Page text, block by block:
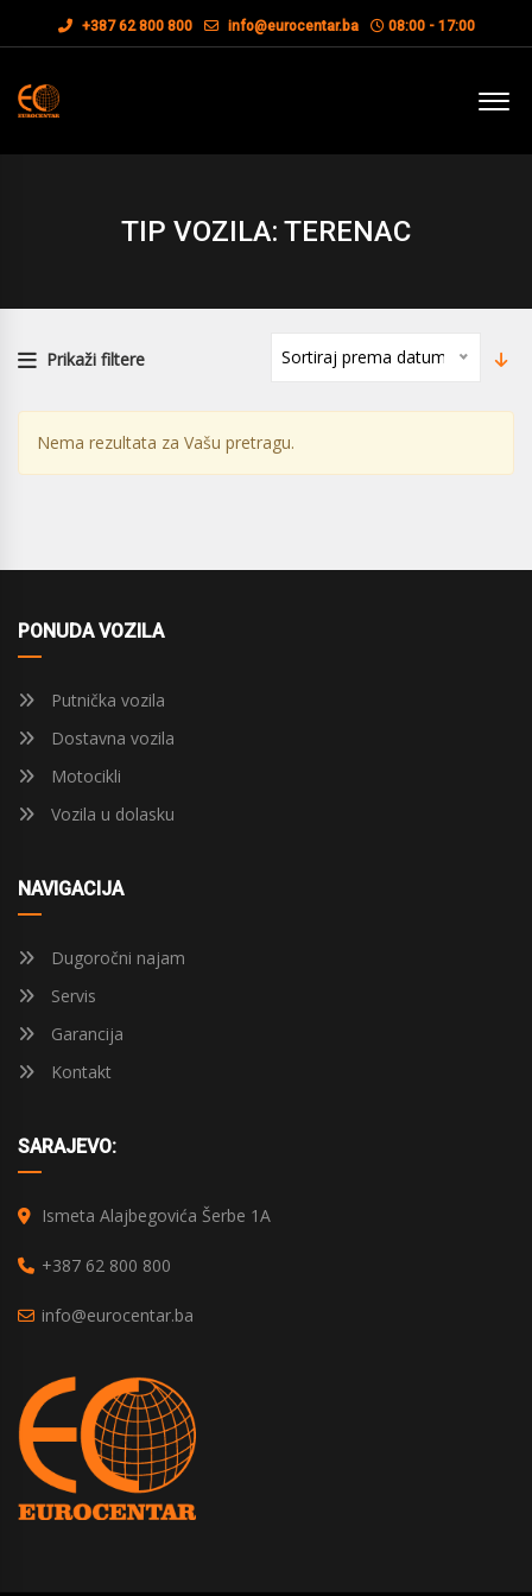
+387 62 800 800 info@eurocentar.ba 08:00 - 17:00
TIP VOZILA: TERENAC
Prikaži filtere Sortiraj prema datumu
Nema rezultata za Vašu pretragu.
PONUDA VOZILA
Putnička vozila
Dostavna vozila
Motocikli
Vozila u dolasku
NAVIGACIJA
Dugoročni najam
Servis
Garancija
Kontakt
SARAJEVO:
Ismeta Alajbegovića Šerbe 1A
+387 62 800 800
info@eurocentar.ba